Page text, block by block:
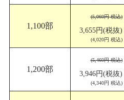
1,100部
(5,060円 税込)
3,655円(税抜)
(4,020円 税込)
1,200部
(5,460円 税込)
3,946円(税抜)
(4,340円 税込)